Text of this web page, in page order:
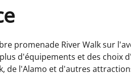
promenade River Walk sur
d'équipements et des choix
de l'Alamo et d'autres